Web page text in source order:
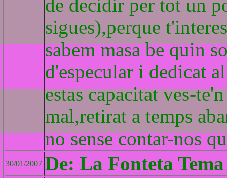
de decidir per tot un
sigues),perque
sabem masa be quin
d'especular i dedicat
estas capacitat ves-
mal,retirat a temps
no sense contar-nos
30/01/2007 De: La Fonteta